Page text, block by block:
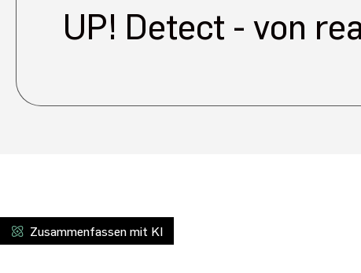
UP! Detect - von
Zusammenfassen mit KI